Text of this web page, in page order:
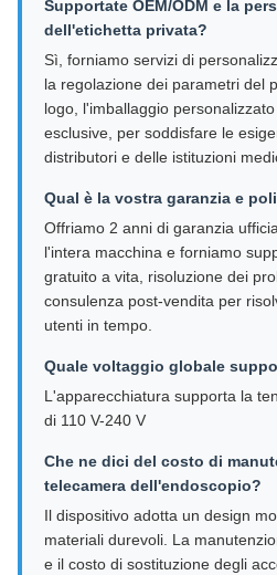
Supportate OEM/ODM e la
dell'etichetta privata?
Sì, forniamo servizi di
la regolazione dei parametri del
logo, l'imballaggio
esclusive, per soddisfare le
distributori e delle istituzioni
Qual è la vostra garanzia e
Offriamo 2 anni di garanzia
l'intera macchina e forniamo
gratuito a vita, risoluzione dei
consulenza post-vendita per
utenti in tempo.
Quale voltaggio globale
L'apparecchiatura supporta la
di 110 V-240 V
Che ne dici del costo di
telecamera dell'endoscopio?
Il dispositivo adotta un design
materiali durevoli. La
e il costo di sostituzione degli